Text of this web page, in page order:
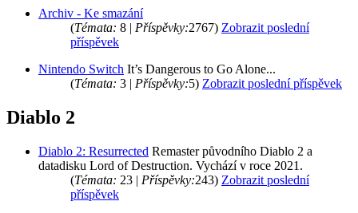
Archiv - Ke smazání
(Témata: 8 | Příspěvky:2767) Zobrazit poslední
příspěvek
Nintendo Switch It’s Dangerous to Go Alone...
(Témata: 3 | Příspěvky:5) Zobrazit poslední příspěvek
Diablo 2
Diablo 2: Resurrected Remaster původního Diablo 2 a
datadisku Lord of Destruction. Vychází v roce 2021.
(Témata: 23 | Příspěvky:243) Zobrazit poslední
příspěvek